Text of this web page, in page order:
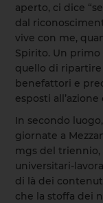
aperto, ci dice
dal
vive con me,
Spirito. Un primo
quello di
benefattori e
esposti
In secondo
giornate a
mgs del triennio,
universitari-
di là dei
che la stoffa dei